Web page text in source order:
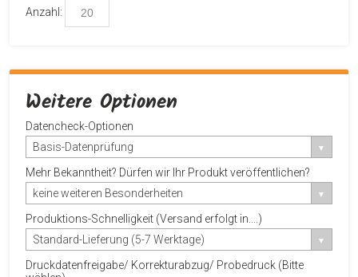
Anzahl:
Weitere Optionen
Datencheck-Optionen
Basis-Datenprüfung
Mehr Bekanntheit? Dürfen wir Ihr Produkt veröffentlichen?
keine weiteren Besonderheiten
Produktions-Schnelligkeit (Versand erfolgt in....)
Standard-Lieferung (5-7 Werktage)
Druckdatenfreigabe/ Korrekturabzug/ Probedruck (Bitte